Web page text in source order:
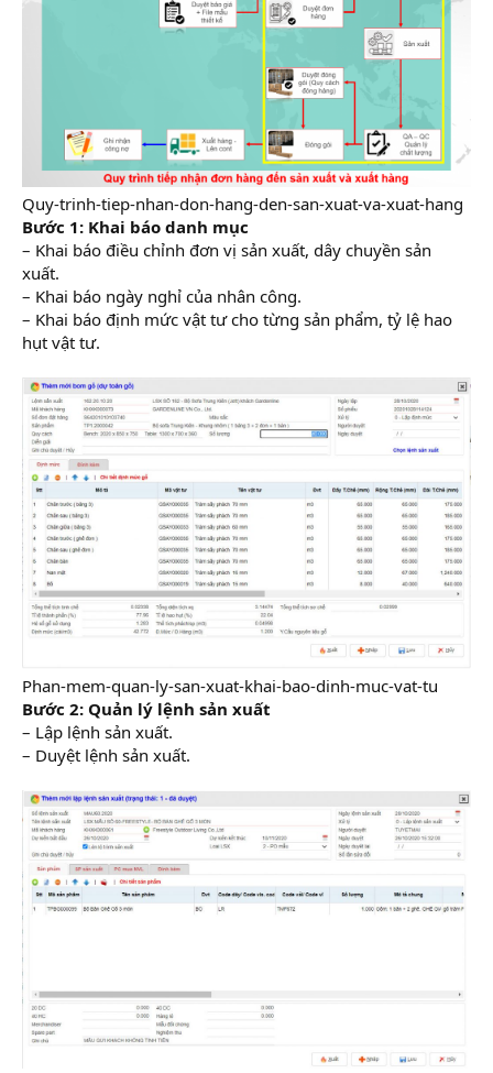
Quy-trinh-tiep-nhan-don-hang-den-san-xuat-va-xuat-hang
Bước 1: Khai báo danh mục
– Khai báo điều chỉnh đơn vị sản xuất, dây chuyền sản
xuất.
– Khai báo ngày nghỉ của nhân công.
– Khai báo định mức vật tư cho từng sản phẩm, tỷ lệ hao
hụt vật tư.
Phan-mem-quan-ly-san-xuat-khai-bao-dinh-muc-vat-tu
Bước 2: Quản lý lệnh sản xuất
– Lập lệnh sản xuất.
– Duyệt lệnh sản xuất.